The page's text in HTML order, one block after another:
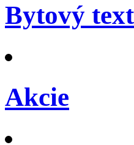
Bytový
Akcie